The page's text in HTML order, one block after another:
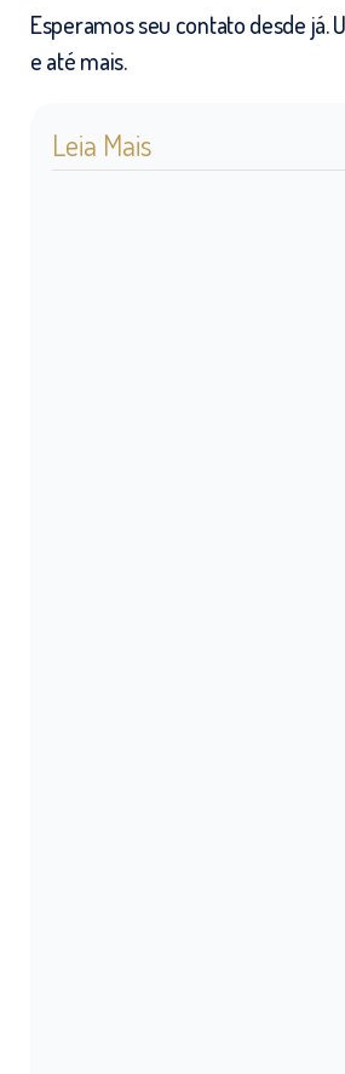
Esperamos seu contato desde já.
e até mais.
Leia Mais